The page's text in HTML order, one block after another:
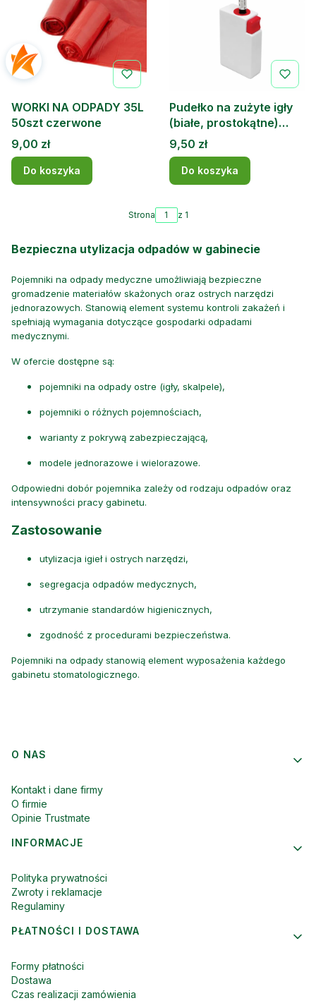
WORKI NA ODPADY 35L
50szt czerwone
Cena
9,00 zł
Do koszyka
Pudełko na zużyte igły
(białe, prostokątne)
0.3L
Cena
9,50 zł
Do koszyka
Strona z 1
Bezpieczna utylizacja odpadów w gabinecie
Pojemniki na odpady medyczne umożliwiają bezpieczne
gromadzenie materiałów skażonych oraz ostrych narzędzi
jednorazowych. Stanowią element systemu kontroli zakażeń i
spełniają wymagania dotyczące gospodarki odpadami
medycznymi.
W ofercie dostępne są:
pojemniki na odpady ostre (igły, skalpele),
pojemniki o różnych pojemnościach,
warianty z pokrywą zabezpieczającą,
modele jednorazowe i wielorazowe.
Odpowiedni dobór pojemnika zależy od rodzaju odpadów oraz
intensywności pracy gabinetu.
Zastosowanie
utylizacja igieł i ostrych narzędzi,
segregacja odpadów medycznych,
utrzymanie standardów higienicznych,
zgodność z procedurami bezpieczeństwa.
Pojemniki na odpady stanowią element wyposażenia każdego
gabinetu stomatologicznego.
Linki w stopce
O NAS
Kontakt i dane firmy
O firmie
Opinie Trustmate
INFORMACJE
Polityka prywatności
Zwroty i reklamacje
Regulaminy
PŁATNOŚCI I DOSTAWA
Formy płatności
Dostawa
Czas realizacji zamówienia